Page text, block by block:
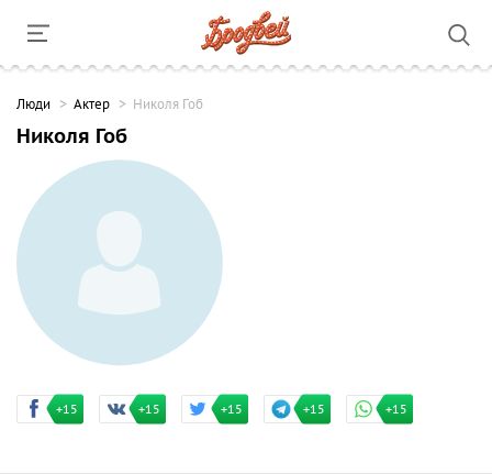
Люди Актер Николя Гоб
Николя Гоб
+15 +15 +15 +15 +15